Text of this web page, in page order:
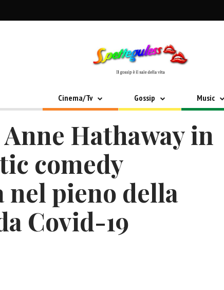
Cinema/Tv Gossip Music
Hathaway in
comedy
nel pieno della
Covid-19